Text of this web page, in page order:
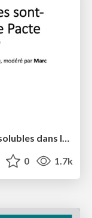
Les inégalités scolaires sont- elles solubles dans le Pacte d’excellence ?
0 1.7k